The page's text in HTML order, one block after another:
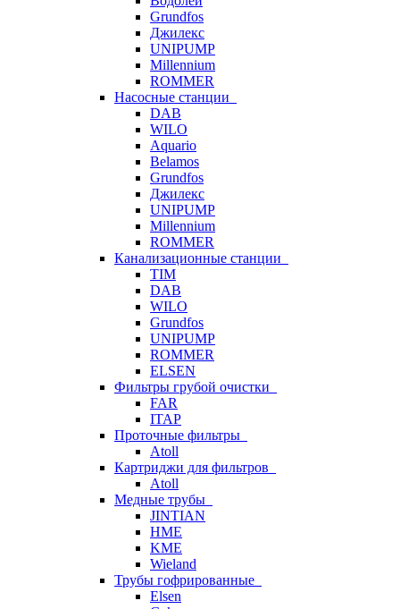
Grundfos
Джилекс
UNIPUMP
Millennium
ROMMER
Насосные станции
DAB
WILO
Aquario
Belamos
Grundfos
Джилекс
UNIPUMP
Millennium
ROMMER
Канализационные станции
TIM
DAB
WILO
Grundfos
UNIPUMP
ROMMER
ELSEN
Фильтры грубой очистки
FAR
ITAP
Проточные фильтры
Atoll
Картриджи для фильтров
Atoll
Медные трубы
JINTIAN
HME
KME
Wieland
Трубы гофрированные
Elsen